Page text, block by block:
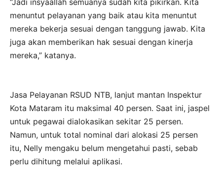
menuntut pelayanan yang baik atau kita menuntut
mereka bekerja sesuai dengan tanggung jawab. Kita
juga akan memberikan hak sesuai dengan kinerja
mereka,” katanya.
Jasa Pelayanan RSUD NTB, lanjut mantan Inspektur
Kota Mataram itu maksimal 40 persen. Saat ini, jaspel
untuk pegawai dialokasikan sekitar 25 persen.
Namun, untuk total nominal dari alokasi 25 persen
itu, Nelly mengaku belum mengetahui pasti, sebab
perlu dihitung melalui aplikasi.